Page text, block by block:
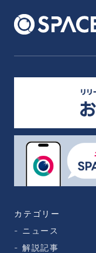
カテゴリー
ニュース
解説記事